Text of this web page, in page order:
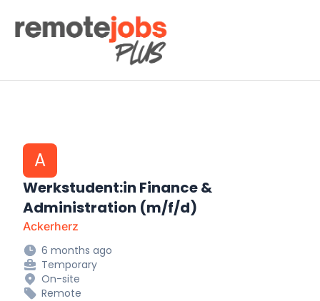
Remote Jobs Plus
A
Werkstudent:in Finance &
Administration (m/f/d)
Ackerherz
6 months ago
Temporary
On-site
Remote